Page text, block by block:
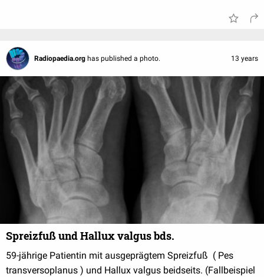
Radiopaedia.org has published a photo. 13 years
Spreizfuß und Hallux valgus bds.
59-jährige Patientin mit ausgeprägtem Spreizfuß ( Pes
transversoplanus ) und Hallux valgus beidseits. (Fallbeispiel